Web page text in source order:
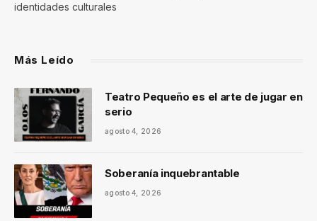
identidades culturales
Más Leído
Teatro Pequeño es el arte de jugar en
serio
agosto 4, 2026
Soberanía inquebrantable
agosto 4, 2026